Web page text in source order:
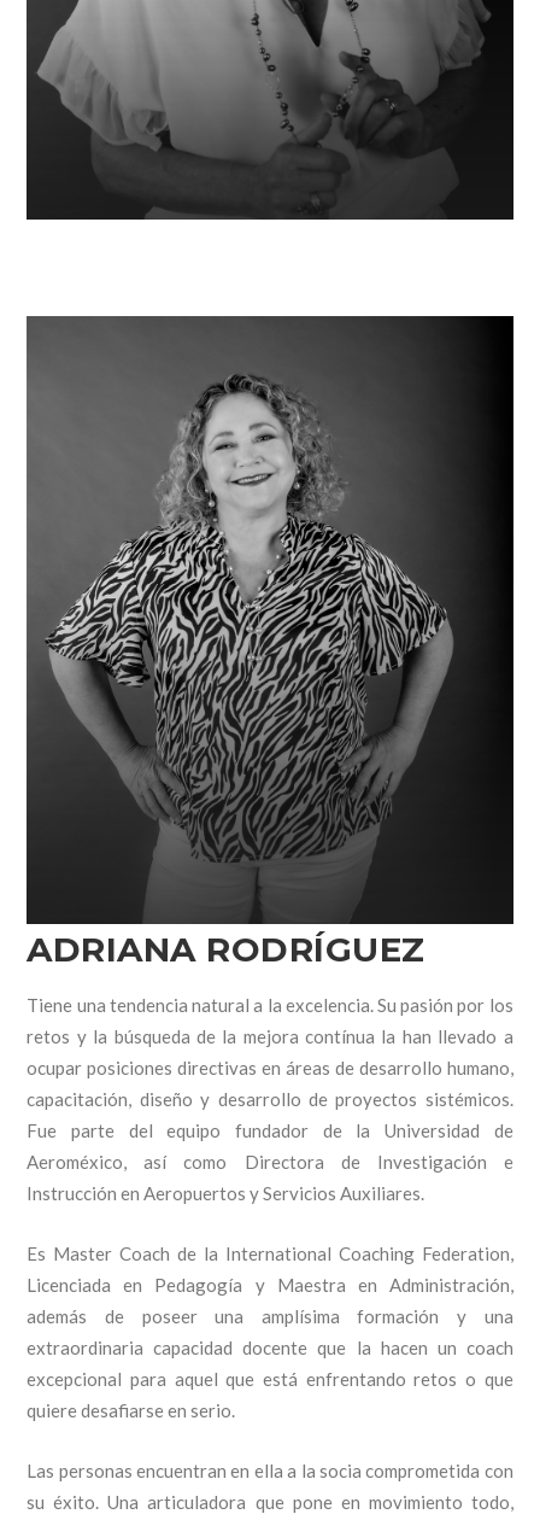
ADRIANA RODRÍGUEZ
Tiene una tendencia natural a la excelencia. Su pasión por los
retos y la búsqueda de la mejora contínua la han llevado a
ocupar posiciones directivas en áreas de desarrollo humano,
capacitación, diseño y desarrollo de proyectos sistémicos.
Fue parte del equipo fundador de la Universidad de
Aeroméxico, así como Directora de Investigación e
Instrucción en Aeropuertos y Servicios Auxiliares.
Es Master Coach de la International Coaching Federation,
Licenciada en Pedagogía y Maestra en Administración,
además de poseer una amplísima formación y una
extraordinaria capacidad docente que la hacen un coach
excepcional para aquel que está enfrentando retos o que
quiere desafiarse en serio.
Las personas encuentran en ella a la socia comprometida con
su éxito. Una articuladora que pone en movimiento todo,